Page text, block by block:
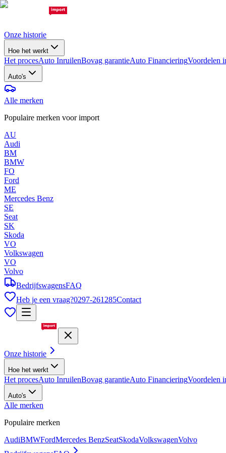
Onze historie
Hoe het werkt
Het procesAuto InruilenBovag garantieAuto FinancieringVoordelen
Auto's
Alle merken
Populaire merken voor import
AU
Audi
BM
BMW
FO
Ford
ME
Mercedes Benz
SE
Seat
SK
Skoda
VO
Volkswagen
VO
Volvo
BedrijfswagensFAQ
Heb je een vraag?0297-261285Contact
Onze historie
Hoe het werkt
Het procesAuto InruilenBovag garantieAuto FinancieringVoordelen
Auto's
Alle merken
Populaire merken
AudiBMWFordMercedes BenzSeatSkodaVolkswagenVolvo